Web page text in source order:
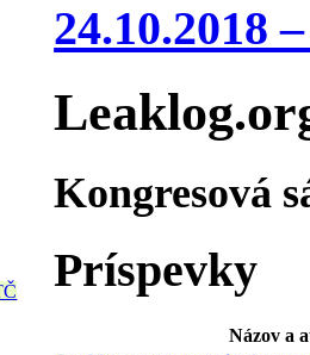
24.10.2018
Kongresová
Príspevky
Názov a